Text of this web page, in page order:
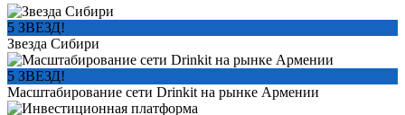
5 ЗВЕЗД!
Звезда Сибири
5 ЗВЕЗД!
Масштабирование сети Drinkit на рынке Армении